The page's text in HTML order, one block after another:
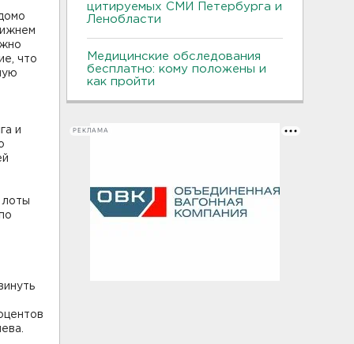
что
и
лоты
цитируемых СМИ Петербурга и
Ленобласти
Медицинские обследования
бесплатно: кому положены и
как пройти
РЕКЛАМА